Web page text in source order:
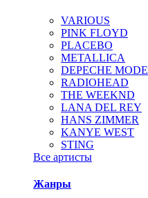
VARIOUS
PINK FLOYD
PLACEBO
METALLICA
DEPECHE MODE
RADIOHEAD
THE WEEKND
LANA DEL REY
HANS ZIMMER
KANYE WEST
STING
Все артисты
Жанры